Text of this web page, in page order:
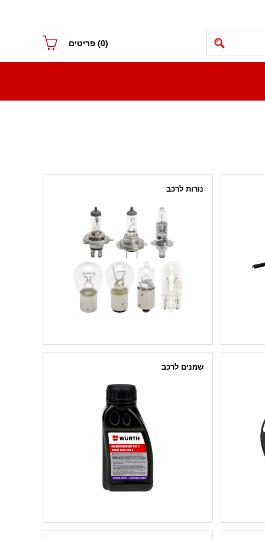
(0) פריטים
נורות לרכב
נורות ראשיות
נורות עם בסיס
נורות תקע
שמנים לרכב
שמנים למשאבות ומדחסים